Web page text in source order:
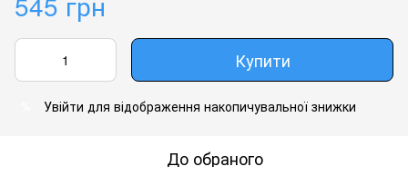
Купити
Увійти для відображення накопичувальної знижки
До обраного